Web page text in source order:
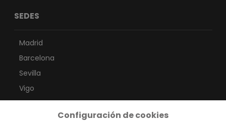
SEDES
Madrid
Barcelona
Sevilla
Vigo
Valencia
Configuración de cookies